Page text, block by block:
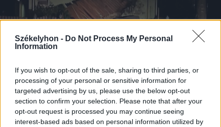
Székelyhon - Do Not Process My Personal
Information
If you wish to opt-out of the sale, sharing to third parties, or
processing of your personal or sensitive information for
targeted advertising by us, please use the below opt-out
section to confirm your selection. Please note that after your
opt-out request is processed you may continue seeing
interest-based ads based on personal information utilized by
2026. augusztus 05., szerda